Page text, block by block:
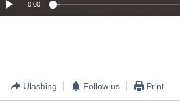
0:00
Ulashing Follow us Print